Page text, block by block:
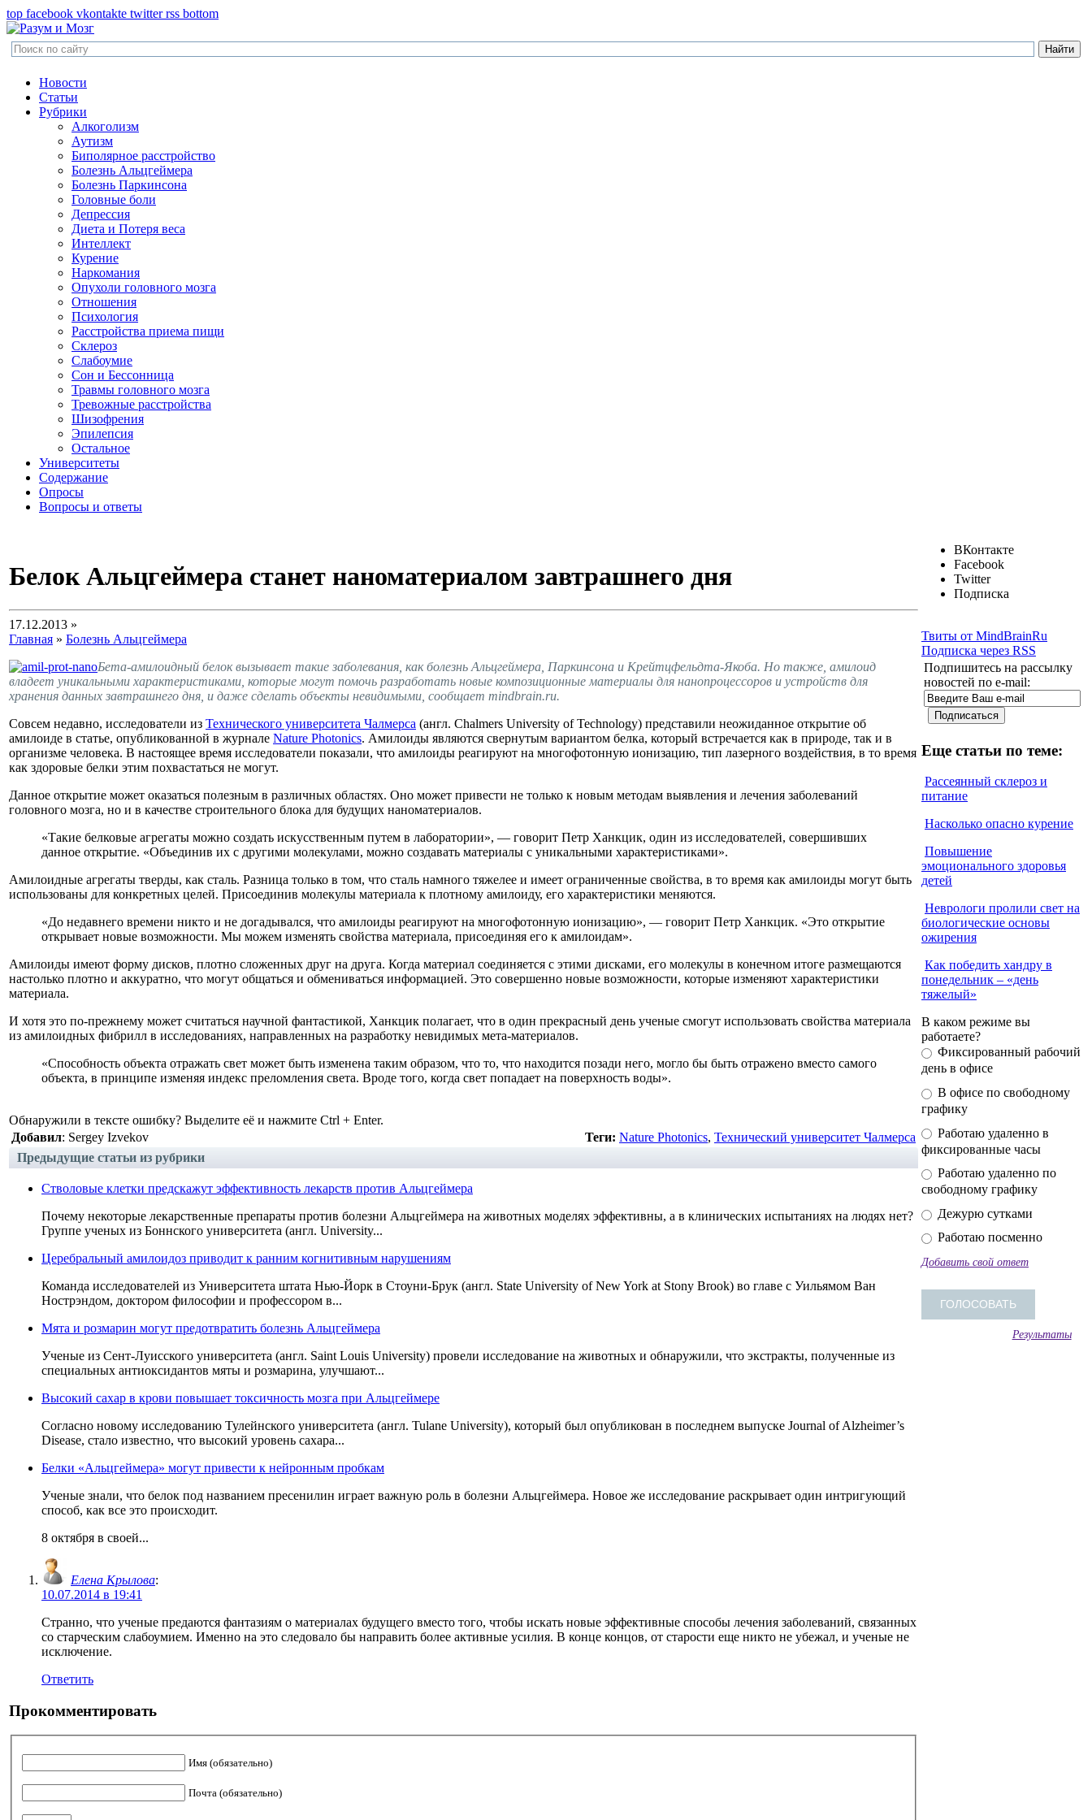
top facebook vkontakte twitter rss bottom
Новости
Статьи
Рубрики
Алкоголизм
Аутизм
Биполярное расстройство
Болезнь Альцгеймера
Болезнь Паркинсона
Головные боли
Депрессия
Диета и Потеря веса
Интеллект
Курение
Наркомания
Опухоли головного мозга
Отношения
Психология
Расстройства приема пищи
Склероз
Слабоумие
Сон и Бессонница
Травмы головного мозга
Тревожные расстройства
Шизофрения
Эпилепсия
Остальное
Университеты
Содержание
Опросы
Вопросы и ответы
Белок Альцгеймера станет наноматериалом завтрашнего дня
17.12.2013 »
Главная » Болезнь Альцгеймера
Бета-амилоидный белок вызывает такие заболевания, как болезнь Альцгеймера, Паркинсона и Крейтцфельдта-Якоба. Но также, амилоид
владеет уникальными характеристиками, которые могут помочь разработать новые композиционные материалы для нанопроцессоров и устройств для
хранения данных завтрашнего дня, и даже сделать объекты невидимыми, сообщает mindbrain.ru.
Совсем недавно, исследователи из Технического университета Чалмерса (англ. Chalmers University of Technology) представили неожиданное открытие об
амилоиде в статье, опубликованной в журнале Nature Photonics. Амилоиды являются свернутым вариантом белка, который встречается как в природе, так и в
организме человека. В настоящее время исследователи показали, что амилоиды реагируют на многофотонную ионизацию, тип лазерного воздействия, в то время
как здоровые белки этим похвастаться не могут.
Данное открытие может оказаться полезным в различных областях. Оно может привести не только к новым методам выявления и лечения заболеваний
головного мозга, но и в качестве строительного блока для будущих наноматериалов.
«Такие белковые агрегаты можно создать искусственным путем в лаборатории», — говорит Петр Ханкцик, один из исследователей, совершивших
данное открытие. «Объединив их с другими молекулами, можно создавать материалы с уникальными характеристиками».
Амилоидные агрегаты тверды, как сталь. Разница только в том, что сталь намного тяжелее и имеет ограниченные свойства, в то время как амилоиды могут быть
использованы для конкретных целей. Присоединив молекулы материала к плотному амилоиду, его характеристики меняются.
«До недавнего времени никто и не догадывался, что амилоиды реагируют на многофотонную ионизацию», — говорит Петр Ханкцик. «Это открытие
открывает новые возможности. Мы можем изменять свойства материала, присоединяя его к амилоидам».
Амилоиды имеют форму дисков, плотно сложенных друг на друга. Когда материал соединяется с этими дисками, его молекулы в конечном итоге размещаются
настолько плотно и аккуратно, что могут общаться и обмениваться информацией. Это совершенно новые возможности, которые изменяют характеристики
материала.
И хотя это по-прежнему может считаться научной фантастикой, Ханкцик полагает, что в один прекрасный день ученые смогут использовать свойства материала
из амилоидных фибрилл в исследованиях, направленных на разработку невидимых мета-материалов.
«Способность объекта отражать свет может быть изменена таким образом, что то, что находится позади него, могло бы быть отражено вместо самого
объекта, в принципе изменяя индекс преломления света. Вроде того, когда свет попадает на поверхность воды».
Обнаружили в тексте ошибку? Выделите её и нажмите Ctrl + Enter.
Добавил: Sergey Izvekov Теги: Nature Photonics, Технический университет Чалмерса
Предыдущие статьи из рубрики
Стволовые клетки предскажут эффективность лекарств против Альцгеймера
Почему некоторые лекарственные препараты против болезни Альцгеймера на животных моделях эффективны, а в клинических испытаниях на людях нет?
Группе ученых из Боннского университета (англ. University...
Церебральный амилоидоз приводит к ранним когнитивным нарушениям
Команда исследователей из Университета штата Нью-Йорк в Стоуни-Брук (англ. State University of New York at Stony Brook) во главе с Уильямом Ван
Нострэндом, доктором философии и профессором в...
Мята и розмарин могут предотвратить болезнь Альцгеймера
Ученые из Сент-Луисского университета (англ. Saint Louis University) провели исследование на животных и обнаружили, что экстракты, полученные из
специальных антиоксидантов мяты и розмарина, улучшают...
Высокий сахар в крови повышает токсичность мозга при Альцгеймере
Согласно новому исследованию Тулейнского университета (англ. Tulane University), который был опубликован в последнем выпуске Journal of Alzheimer’s
Disease, стало известно, что высокий уровень сахара...
Белки «Альцгеймера» могут привести к нейронным пробкам
Ученые знали, что белок под названием пресенилин играет важную роль в болезни Альцгеймера. Новое же исследование раскрывает один интригующий
способ, как все это происходит.
8 октября в своей...
Елена Крылова:
10.07.2014 в 19:41
Странно, что ученые предаются фантазиям о материалах будущего вместо того, чтобы искать новые эффективные способы лечения заболеваний, связанных
со старческим слабоумием. Именно на это следовало бы направить более активные усилия. В конце концов, от старости еще никто не убежал, и ученые не
исключение.
Ответить
Прокомментировать
Имя (обязательно)
Почта (обязательно)
ВКонтакте
Facebook
Twitter
Подписка
Твиты от MindBrainRu
Подписка через RSS
Подпишитесь на рассылку
новостей по e-mail:
Еще статьи по теме:
Рассеянный склероз и
питание
Насколько опасно курение
Повышение
эмоционального здоровья
детей
Неврологи пролили свет на
биологические основы
ожирения
Как победить хандру в
понедельник – «день
тяжелый»
В каком режиме вы
работаете?
Фиксированный рабочий
день в офисе
В офисе по свободному
графику
Работаю удаленно в
фиксированные часы
Работаю удаленно по
свободному графику
Дежурю сутками
Работаю посменно
Добавить свой ответ
Результаты